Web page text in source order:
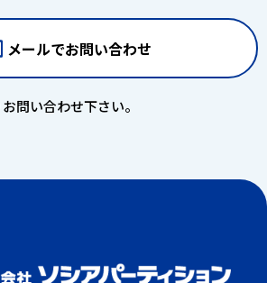
メールでお問い合わせ
問い合わせ下さい。